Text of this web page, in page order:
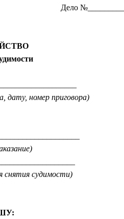
Дело
дату, номер приговора)
снятия судимости)